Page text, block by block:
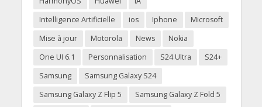
Intelligence Artificielle
ios Iphone
Microsoft
Mise à jour
Motorola News
Nokia
One UI 6.1
Personnalisation S24 Ultra
S24+
Samsung
Samsung Galaxy S24
Samsung Galaxy Z Flip 5
Samsung Galaxy Z Fold 5